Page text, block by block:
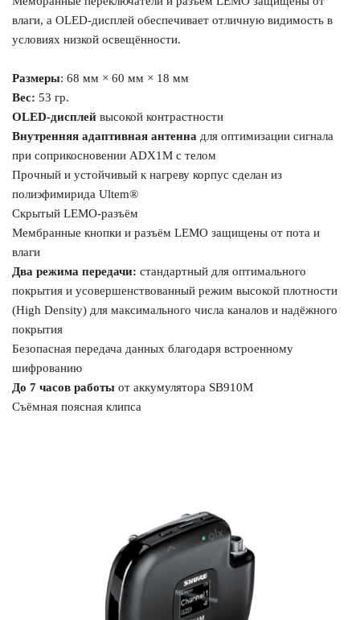
влаги, а OLED-дисплей обеспечивает отличную видимость в
условиях низкой освещённости.
Размеры: 68 мм × 60 мм × 18 мм
Вес: 53 гр.
OLED-дисплей высокой контрастности
Внутренняя адаптивная антенна для оптимизации сигнала
при соприкосновении ADX1M с телом
Прочный и устойчивый к нагреву корпус сделан из
полиэфимирида Ultem®
Скрытый LEMO-разъём
Мембранные кнопки и разъём LEMO защищены от пота и
влаги
Два режима передачи: стандартный для оптимального
покрытия и усовершенствованный режим высокой плотности
(High Density) для максимального числа каналов и надёжного
покрытия
Безопасная передача данных благодаря встроенному
шифрованию
До 7 часов работы от аккумулятора SB910M
Съёмная поясная клипса